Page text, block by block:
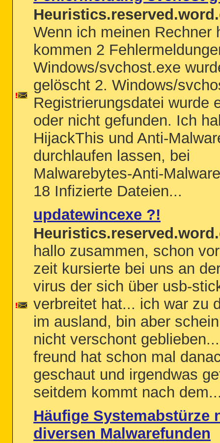
Wenn ich meinen Rechner
kommen 2
Windows/svchost.exe
gelöscht 2. Windows/
Registrierungsdatei wurde
oder nicht gefunden. Ich
HijackThis und Anti-
durchlaufen lassen, bei
Malwarebytes-Anti-
18 Infizierte Dateien...
updatewincexe ?!
hallo zusammen, schon
zeit kursierte bei uns an
virus der sich über usb-
verbreitet hat... ich war zu
im ausland, bin aber
nicht verschont
freund hat schon mal
geschaut und irgendwas
seitdem kommt nach
Häufige Systemabstürze
diversen Malwarefunden